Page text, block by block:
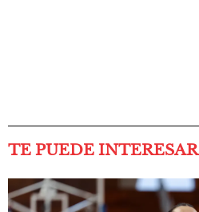
TE PUEDE INTERESAR